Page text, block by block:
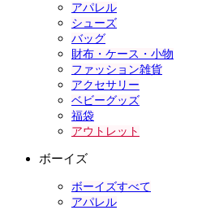
アパレル
シューズ
バッグ
財布・ケース・小物
ファッション雑貨
アクセサリー
ベビーグッズ
福袋
アウトレット
ボーイズ
ボーイズすべて
アパレル